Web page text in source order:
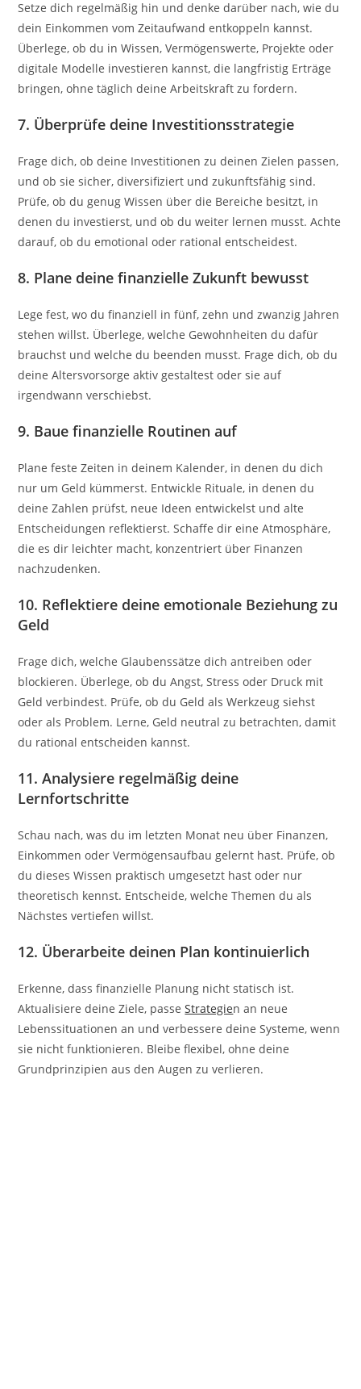
Setze dich regelmäßig hin und denke darüber nach, wie du
dein Einkommen vom Zeitaufwand entkoppeln kannst.
Überlege, ob du in Wissen, Vermögenswerte, Projekte oder
digitale Modelle investieren kannst, die langfristig Erträge
bringen, ohne täglich deine Arbeitskraft zu fordern.
7. Überprüfe deine Investitionsstrategie
Frage dich, ob deine Investitionen zu deinen Zielen passen,
und ob sie sicher, diversifiziert und zukunftsfähig sind.
Prüfe, ob du genug Wissen über die Bereiche besitzt, in
denen du investierst, und ob du weiter lernen musst. Achte
darauf, ob du emotional oder rational entscheidest.
8. Plane deine finanzielle Zukunft bewusst
Lege fest, wo du finanziell in fünf, zehn und zwanzig Jahren
stehen willst. Überlege, welche Gewohnheiten du dafür
brauchst und welche du beenden musst. Frage dich, ob du
deine Altersvorsorge aktiv gestaltest oder sie auf
irgendwann verschiebst.
9. Baue finanzielle Routinen auf
Plane feste Zeiten in deinem Kalender, in denen du dich
nur um Geld kümmerst. Entwickle Rituale, in denen du
deine Zahlen prüfst, neue Ideen entwickelst und alte
Entscheidungen reflektierst. Schaffe dir eine Atmosphäre,
die es dir leichter macht, konzentriert über Finanzen
nachzudenken.
10. Reflektiere deine emotionale Beziehung zu
Geld
Frage dich, welche Glaubenssätze dich antreiben oder
blockieren. Überlege, ob du Angst, Stress oder Druck mit
Geld verbindest. Prüfe, ob du Geld als Werkzeug siehst
oder als Problem. Lerne, Geld neutral zu betrachten, damit
du rational entscheiden kannst.
11. Analysiere regelmäßig deine
Lernfortschritte
Schau nach, was du im letzten Monat neu über Finanzen,
Einkommen oder Vermögensaufbau gelernt hast. Prüfe, ob
du dieses Wissen praktisch umgesetzt hast oder nur
theoretisch kennst. Entscheide, welche Themen du als
Nächstes vertiefen willst.
12. Überarbeite deinen Plan kontinuierlich
Erkenne, dass finanzielle Planung nicht statisch ist.
Aktualisiere deine Ziele, passeStrategien an neue
Lebenssituationen an und verbessere deine Systeme, wenn
sie nicht funktionieren. Bleibe flexibel, ohne deine
Grundprinzipien aus den Augen zu verlieren.